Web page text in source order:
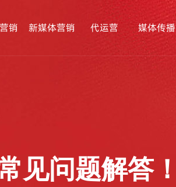
销 新媒体营销 代运营 媒体传播
见问题解答！